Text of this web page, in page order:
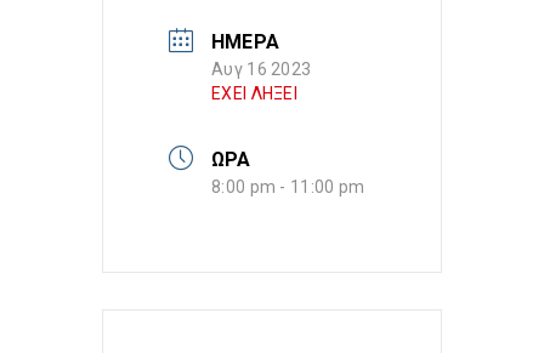
ΗΜΕΡΑ
Αυγ 16 2023
ΕΧΕΙ ΛΗΞΕΙ
ΩΡΑ
8:00 pm - 11:00 pm